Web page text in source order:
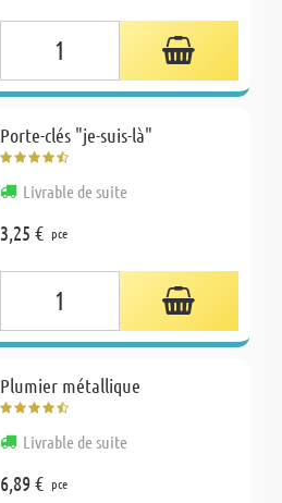
Porte-clés "je-suis-là"
Livrable de suite
3,25 € pce
Plumier métallique
Livrable de suite
6,89 € pce